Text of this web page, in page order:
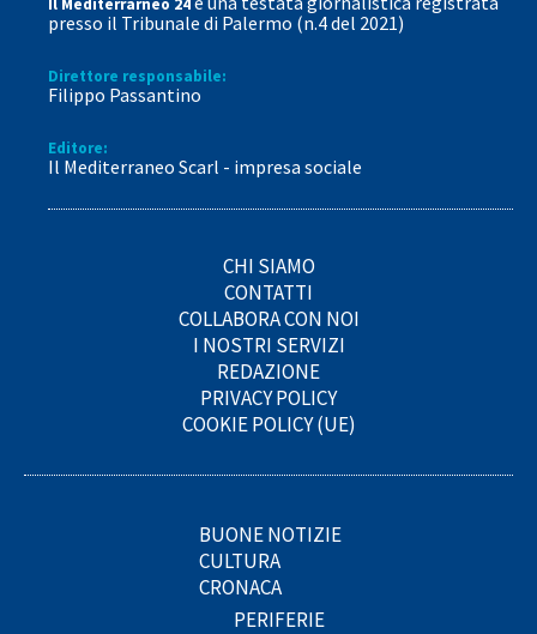
Il Mediterrarneo 24
presso il Tribunale di Palermo (n.4 del 2021)
Direttore responsabile:
Filippo Passantino
Editore:
Il Mediterraneo Scarl - impresa sociale
CHI SIAMO
CONTATTI
COLLABORA CON NOI
I NOSTRI SERVIZI
REDAZIONE
PRIVACY POLICY
COOKIE POLICY (UE)
BUONE NOTIZIE
CULTURA
CRONACA
PERIFERIE